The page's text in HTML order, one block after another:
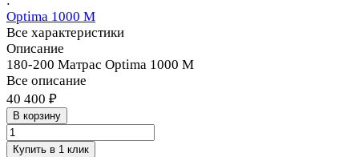
Optima 1000 M
Все характеристики
Описание
180-200 Матрас Optima 1000 M
Все описание
40 400 ₽
В корзину
Купить в 1 клик